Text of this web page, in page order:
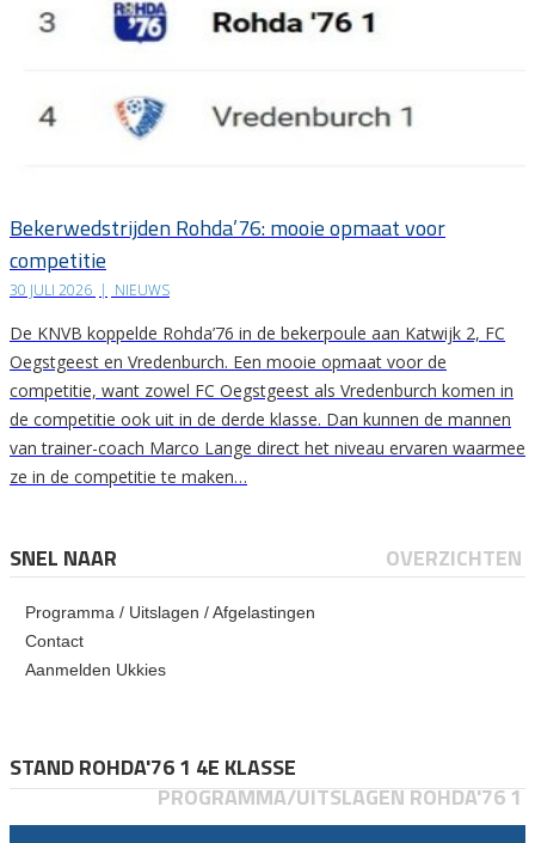
Bekerwedstrijden Rohda’76: mooie opmaat voor
competitie
30 JULI 2026 | NIEUWS
De KNVB koppelde Rohda’76 in de bekerpoule aan Katwijk 2, FC
Oegstgeest en Vredenburch. Een mooie opmaat voor de
competitie, want zowel FC Oegstgeest als Vredenburch komen in
de competitie ook uit in de derde klasse. Dan kunnen de mannen
van trainer-coach Marco Lange direct het niveau ervaren waarmee
ze in de competitie te maken…
SNEL NAAR OVERZICHTEN
Programma / Uitslagen / Afgelastingen
Contact
Aanmelden Ukkies
STAND ROHDA'76 1 4E KLASSE
PROGRAMMA/UITSLAGEN ROHDA'76 1